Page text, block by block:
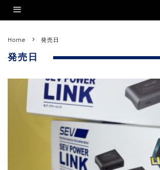
Home 発売日
発売日